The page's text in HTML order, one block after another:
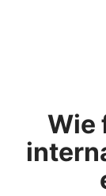
Wie